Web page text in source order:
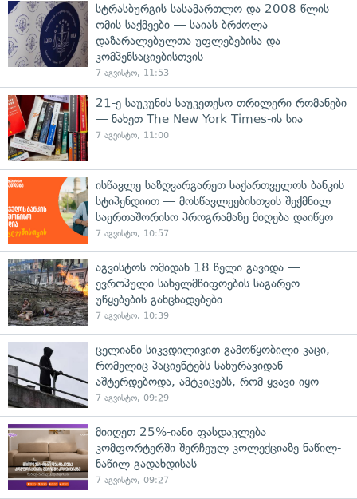
სტრასბურგის სასამართლო და 2008 წლის
ომის საქმეები — საიას ბრძოლა
დაზარალებულთა უფლებებისა და
კომპენსაციებისთვის
7 აგვისტო, 11:53
21-ე საუკუნის საუკეთესო თრილერი რომანები
— ნახეთ The New York Times-ის სია
7 აგვისტო, 11:00
ისწავლე საზღვარგარეთ საქართველოს ბანკის
სტიპენდიით — მოსწავლეებისთვის შექმნილ
საერთაშორისო პროგრამაზე მიღება დაიწყო
7 აგვისტო, 10:57
აგვისტოს ომიდან 18 წელი გავიდა —
ევროპული სახელმწიფოების საგარეო
უწყებების განცხადებები
7 აგვისტო, 10:39
ცელიანი სიკვდილივით გამოწყობილი კაცი,
რომელიც პაციენტებს სახურავიდან
აშტერდებოდა, ამტკიცებს, რომ ყვავი იყო
7 აგვისტო, 09:29
მიიღეთ 25%-იანი ფასდაკლება
კომფორტერში შერჩეულ კოლექციაზე ნაწილ-
ნაწილ გადახდისას
7 აგვისტო, 09:27